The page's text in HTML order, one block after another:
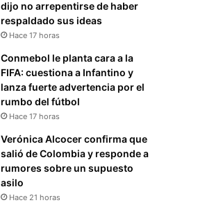
dijo no arrepentirse de haber
respaldado sus ideas
Hace 17 horas
Conmebol le planta cara a la
FIFA: cuestiona a Infantino y
lanza fuerte advertencia por el
rumbo del fútbol
Hace 17 horas
Verónica Alcocer confirma que
salió de Colombia y responde a
rumores sobre un supuesto
asilo
Hace 21 horas